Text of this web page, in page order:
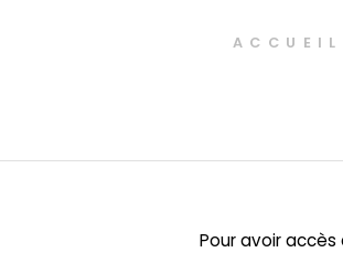
ACCUEIL
Pour avoir